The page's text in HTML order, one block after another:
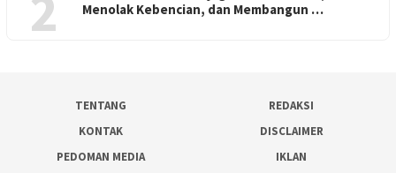
Menolak Kebencian, dan Membangun …
TENTANG
REDAKSI
KONTAK
DISCLAIMER
PEDOMAN MEDIA
IKLAN